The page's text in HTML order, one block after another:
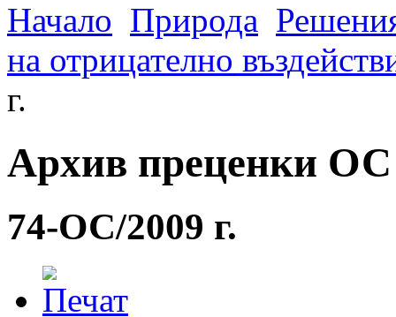
Начало Природа
на отрицателно
г.
Архив преценки ОС
74-ОС/2009 г.